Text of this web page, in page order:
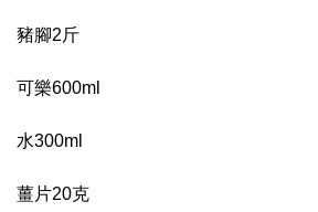
豬腳2斤
可樂600ml
水300ml
薑片20克